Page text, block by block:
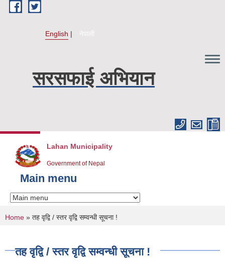
Skip to main content
English नेपाली
सरसफाई अभियान
Lahan Municipality
Government of Nepal
Main menu
You are here
Home » तह वृद्वि / स्तर वृद्वि सम्वन्धी सूचना !
तह वृद्वि / स्तर वृद्वि सम्वन्धी सूचना !